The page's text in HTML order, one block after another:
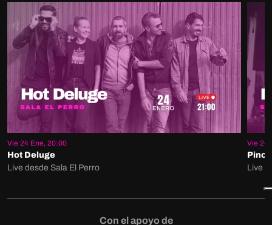
Vie 24 Ene, 20:00
Hot Deluge
Live desde Sala El Perro
Vie 24
Live
Con el apoyo de